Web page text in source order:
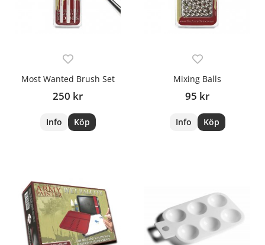
Most Wanted Brush Set
250 kr
Info Köp
Mixing Balls
95 kr
Info Köp